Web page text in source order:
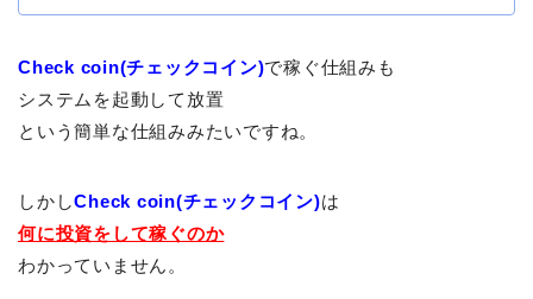
Check coin(チェックコイン)で稼ぐ仕組みも
システムを起動して放置
という簡単な仕組みみたいですね。
しかしCheck coin(チェックコイン)は
何に投資をして稼ぐのか
わかっていません。